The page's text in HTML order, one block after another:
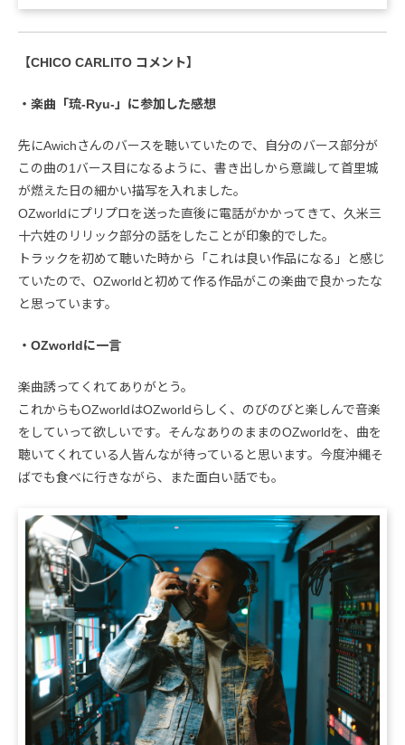
【CHICO CARLITO コメント】
・楽曲「琉-Ryu-」に参加した感想
先にAwichさんのバースを聴いていたので、自分のバース部分が
この曲の1バース目になるように、書き出しから意識して首里城
が燃えた日の細かい描写を入れました。
OZworldにプリプロを送った直後に電話がかかってきて、久米三
十六姓のリリック部分の話をしたことが印象的でした。
トラックを初めて聴いた時から「これは良い作品になる」と感じ
ていたので、OZworldと初めて作る作品がこの楽曲で良かったな
と思っています。
・OZworldに一言
楽曲誘ってくれてありがとう。
これからもOZworldはOZworldらしく、のびのびと楽しんで音楽
をしていって欲しいです。そんなありのままのOZworldを、曲を
聴いてくれている人皆んなが待っていると思います。今度沖縄そ
ばでも食べに行きながら、また面白い話でも。